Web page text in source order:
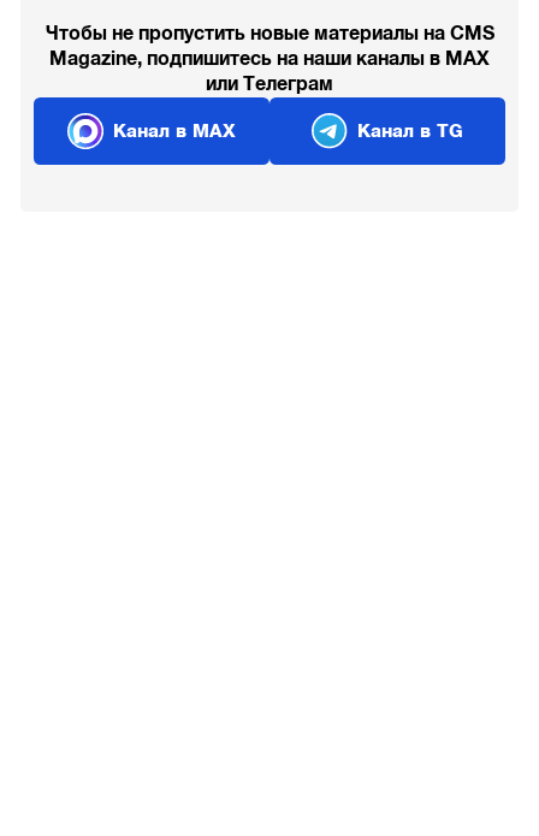
Чтобы не пропустить новые материалы на CMS
Magazine, подпишитесь на наши каналы в MAX
или Телеграм
Канал в MAX Канал в TG